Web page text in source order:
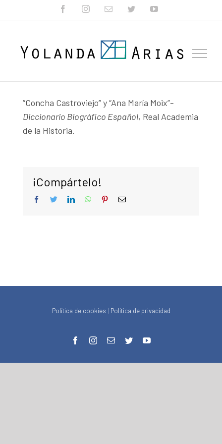
to
facebookinstagramCorreotwitter youtube
“Concha Castroviejo” y “Ana María Moix”-
Diccionario Biográfico Español, Real Academia
de la Historia.
¡Compártelo!
facebook
twitterlinkedinwhatsapppinterestCorreo
Política de cookies | Política de privacidad
facebookinstagram
Correotwitteryoutube